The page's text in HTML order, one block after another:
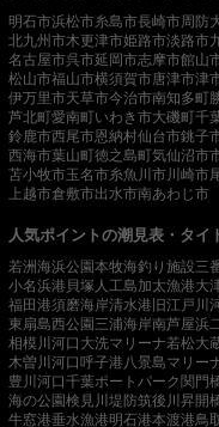
明石市浜松市糸島市長崎市周防
北九州市木更津市姫路市淡路市
名古屋市呉市延岡市志摩市館山
松山市福山市横須賀市唐津市津
伊万里市天草市今治市南知多町
芦北町愛南町いわき市大磯町千
鈴鹿市西尾市恩納村仙台市銚子
西海市葉山町徳之島町気仙沼市
苫小牧市玉名市糸魚川市 川崎市
上越市倉敷市出水市南あわじ市
人気ポイントの潮見表・タイ
若洲海浜公園本牧海釣り施設三
小名浜港 貝塚人工島加太漁港大
福田港須磨海岸清水港 旧江戸川
東扇島西公園三浦海岸南芦屋浜
相模川河口 大洗マリーナ若松大
木曽川河口呼子港 八景島マリー
豊川河口千葉ポートパーク関門
海の公園検見川堤防筑後川昇開
牛窓港垂水漁港明石港本渡港鳥